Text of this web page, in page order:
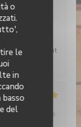
o
le
in
del
et
je
Bref Vivement
/5 Qualità / Prezzo :